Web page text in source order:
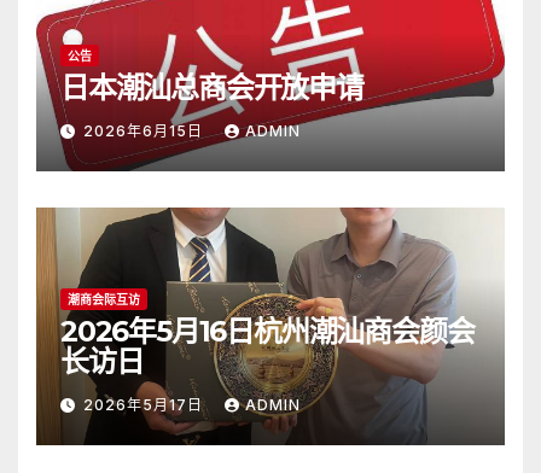
公告
日本潮汕总商会开放申请
2026年6月15日 ADMIN
潮商会际互访
2026年5月16日杭州潮汕商会颜会
长访日
2026年5月17日 ADMIN